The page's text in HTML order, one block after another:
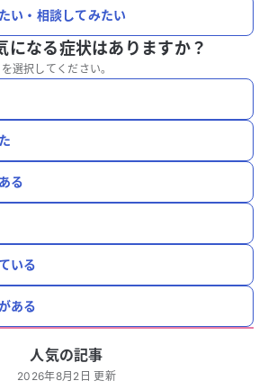
い・相談してみたい
になる症状はありますか？
選択してください。
る
いる
ある
人気の記事
2026年8月2日 更新